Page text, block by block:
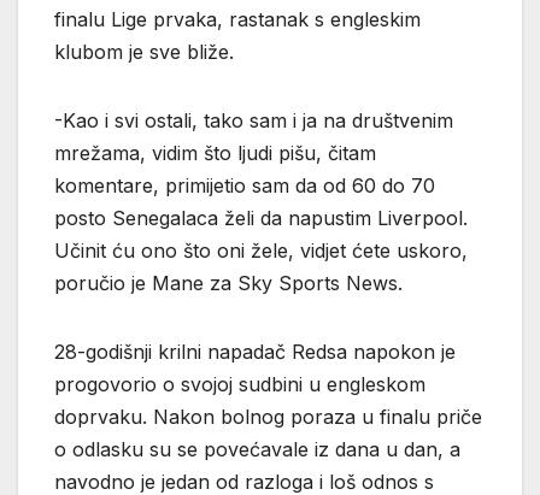
finalu Lige prvaka, rastanak s engleskim
klubom je sve bliže.
-Kao i svi ostali, tako sam i ja na društvenim
mrežama, vidim što ljudi pišu, čitam
komentare, primijetio sam da od 60 do 70
posto Senegalaca želi da napustim Liverpool.
Učinit ću ono što oni žele, vidjet ćete uskoro,
poručio je Mane za Sky Sports News.
28-godišnji krilni napadač Redsa napokon je
progovorio o svojoj sudbini u engleskom
doprvaku. Nakon bolnog poraza u finalu priče
o odlasku su se povećavale iz dana u dan, a
navodno je jedan od razloga i loš odnos s